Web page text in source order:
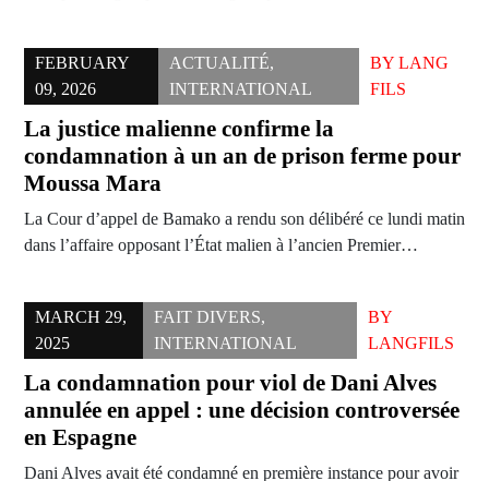
FEBRUARY
09, 2026
ACTUALITÉ,
INTERNATIONAL
BY LANG
FILS
La justice malienne confirme la
condamnation à un an de prison ferme pour
Moussa Mara
La Cour d’appel de Bamako a rendu son délibéré ce lundi matin
dans l’affaire opposant l’État malien à l’ancien Premier…
MARCH 29,
2025
FAIT DIVERS,
INTERNATIONAL
BY
LANGFILS
La condamnation pour viol de Dani Alves
annulée en appel : une décision controversée
en Espagne
Dani Alves avait été condamné en première instance pour avoir